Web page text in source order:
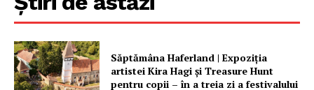
Săptămâna Haferland | Expoziţia
artistei Kira Hagi şi Treasure Hunt
pentru copii – în a treia zi a festivalului